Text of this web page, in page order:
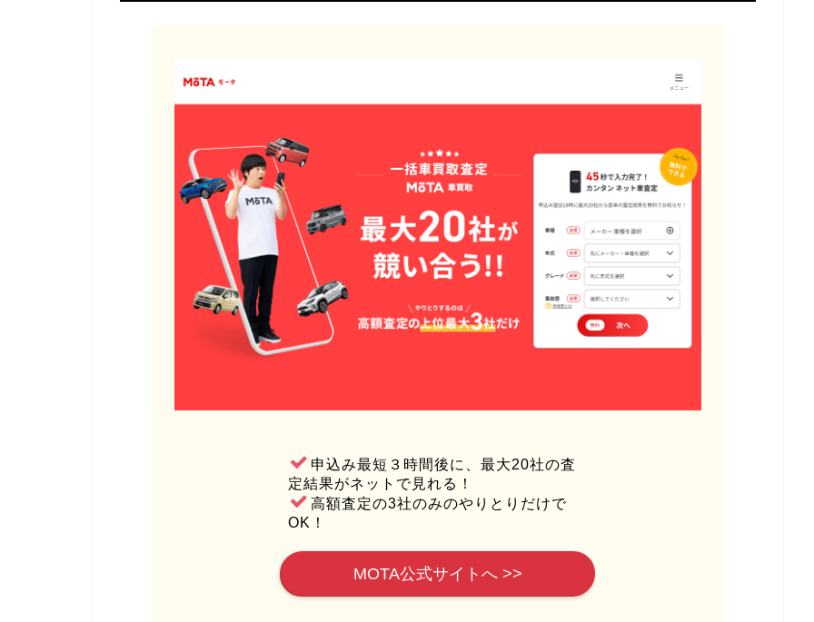
申込み最短３時間後に、最大20社の査
定結果がネットで見れる！
高額査定の3社のみのやりとりだけで
OK！
MOTA公式サイトへ >>